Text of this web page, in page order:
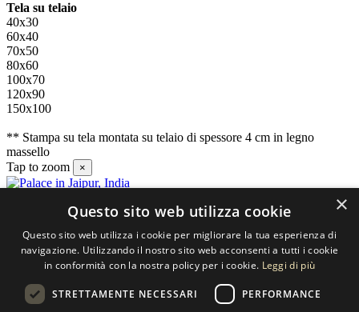
Tela su telaio
40x30
60x40
70x50
80x60
100x70
120x90
150x100
** Stampa su tela montata su telaio di spessore 4 cm in legno
massello
Tap to zoom
×
SELECTED ARTWORKS srl
Piazzale Cuoco, 4 - 20137 Milano
×
Questo sito web utilizza cookie
Questo sito web utilizza i cookie per migliorare la tua esperienza di
navigazione. Utilizzando il nostro sito web acconsenti a tutti i cookie
in conformità con la nostra policy per i cookie. Leggi di più
STRETTAMENTE NECESSARI PERFORMANCE